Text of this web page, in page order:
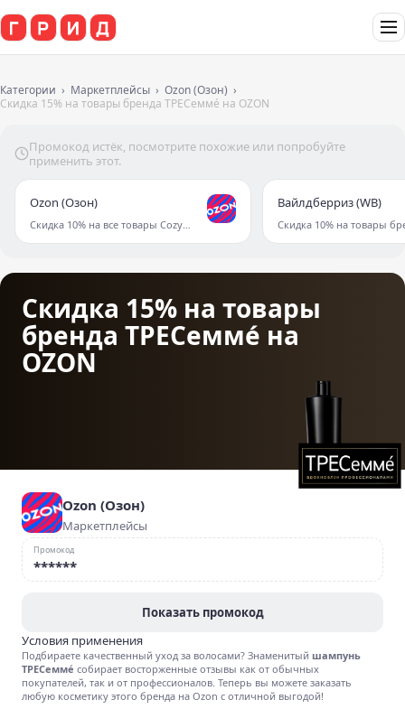
Категории Маркетплейсы
Ozon (Озон)
Скидка 15% на товары бренда ТРЕСеммé на OZON
Промокод истёк, посмотрите похожие или попробуйте
применить этот.
Ozon (Озон)
Скидка 10% на все товары Cozy Home на OZON
Вайлдберриз (WB)
Скидка 15% на товары
бренда ТРЕСеммé на
OZON
Ozon (Озон)
Маркетплейсы
Промокод
******
Показать промокод
Условия применения
Подбираете качественный уход за волосами? Знаменитый шампунь
ТРЕСеммé собирает восторженные отзывы как от обычных
покупателей, так и от профессионалов. Теперь вы можете заказать
любую косметику этого бренда на Ozon с отличной выгодой!